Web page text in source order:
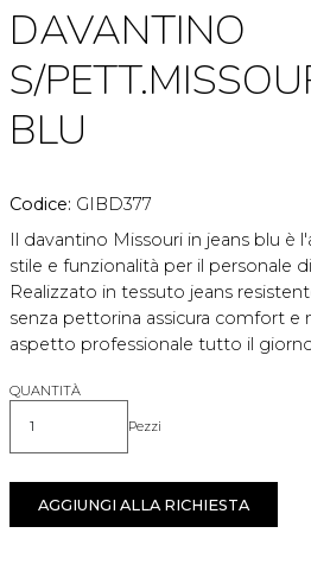
DAVANTINO
S/
BLU
Codice: GIBD377
Il davantino Missouri in jeans blu
stile e funzionalità per il personale
Realizzato in tessuto jeans
senza pettorina assicura comfort
aspetto professionale tutto il
QUANTITÀ
Quantità Pezzi
AGGIUNGI ALLA RICHIESTA